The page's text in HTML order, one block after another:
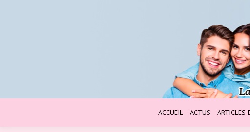
ACCUEIL ACTUS ARTICLES